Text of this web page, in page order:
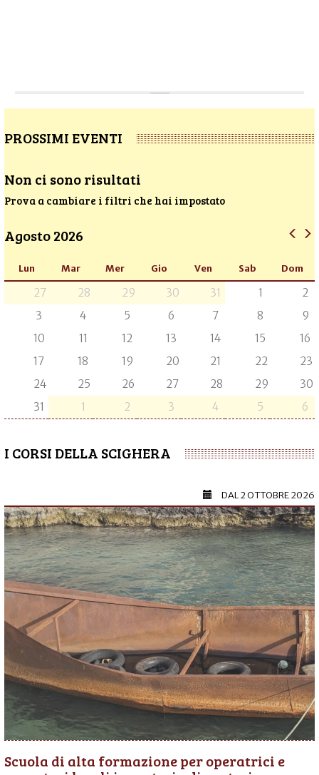
PROSSIMI EVENTI
Non ci sono risultati
Prova a cambiare i filtri che hai impostato
Agosto 2026
Lun Mar Mer Gio Ven Sab Dom
27 28 29 30 31 1
2
3
4 5 6 7 8
9
10
11 12 13 14 15
16
17
18 19 20 21 22
23
24
25 26 27 28 29
30
31
1 2 3 4 5 6
I CORSI DELLA SCIGHERA
DAL2 OTTOBRE 2026
Scuola di alta formazione per operatrici e